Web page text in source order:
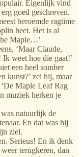
Eigenlijk vind
goed geschreven.
beroemde ragtime
heet. Het is al
Maple…’
‘Maar Claude,
weet hoe die gaat!’
een heel somber
kunst?’ zei hij, maar
Maple Leaf Rag
muziek herken je
natuurlijk de
En dat was hij
ziel.
Serieus! En ik denk
terugkeren, dan